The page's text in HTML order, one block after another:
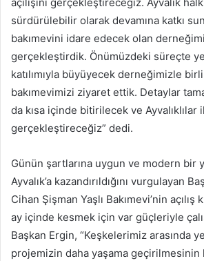
açılışını gerçekleştireceğiz. Ayvalık
sürdürülebilir olarak devamına katkı
bakımevini idare edecek olan
gerçekleştirdik. Önümüzdeki süreçte
katılımıyla büyüyecek derneğimizle
bakımevimizi ziyaret ettik. Detaylar
da kısa içinde bitirilecek ve Ayvalıklılar
gerçekleştireceğiz” dedi.
Günün şartlarına uygun ve modern bir
Ayvalık’a kazandırıldığını vurgulayan
Cihan Şişman Yaşlı Bakımevi’nin
ay içinde kesmek için var güçleriyle
Başkan Ergin, “Keşkelerimiz arasında
projemizin daha yaşama geçirilmesinin